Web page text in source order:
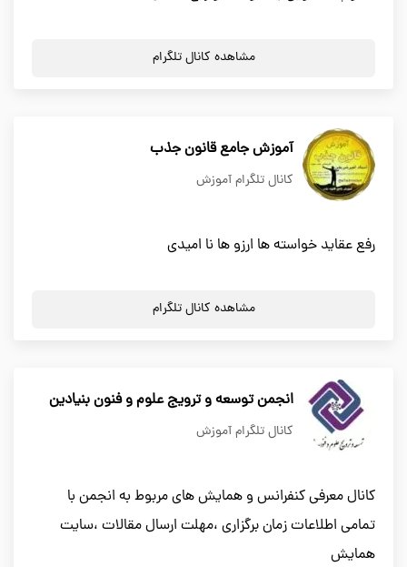
مشاهده کانال تلگرام
آموزش جامع قانون جذب
کانال تلگرام آموزش
رفع عقاید خواسته ها ارزو ها نا امیدی
مشاهده کانال تلگرام
انجمن توسعه و ترویج علوم و فنون بنیادین
کانال تلگرام آموزش
کانال معرفی کنفرانس و همایش های مربوط به انجمن با
تمامی اطلاعات زمان برگزاری ،مهلت ارسال مقالات ،سایت
همایش